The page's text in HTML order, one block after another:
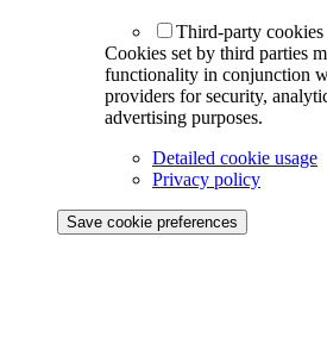
Third-party cookies
Cookies set by third parties
functionality in conjunction
providers for security,
advertising purposes.
Detailed cookie usage
Privacy policy
Save cookie preferences